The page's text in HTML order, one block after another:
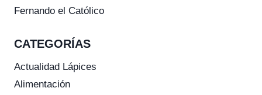
Fernando el Católico
CATEGORÍAS
Actualidad Lápices
Alimentación